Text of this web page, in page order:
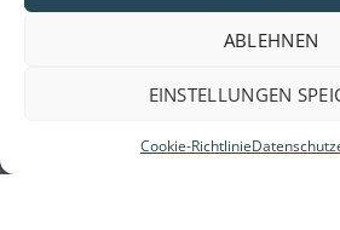
ABLEHNEN
EINSTELLUNGEN
Cookie-Richtlinie